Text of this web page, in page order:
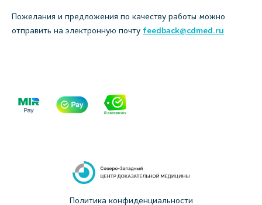
Пожелания и предложения по качеству работы можно
отправить на электронную почту feedback@cdmed.ru
Политика конфиденциальности